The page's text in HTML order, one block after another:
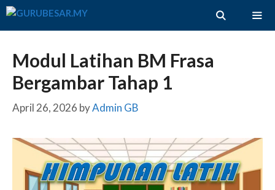
Skip
Modul Latihan BM Frasa
Bergambar Tahap 1
April 26, 2026 byAdmin GB